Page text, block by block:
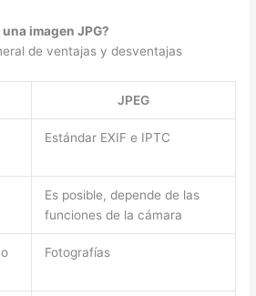
imagen JPG?
de ventajas y desventajas
JPEG
Estándar EXIF e IPTC
Es posible, depende de las
funciones de la cámara
Fotografías